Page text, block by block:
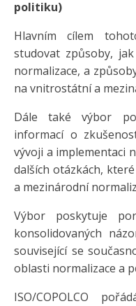
politiku)
Hlavním cílem
studovat způsoby,
normalizace, a
na vnitrostátní a
Dále také výbor
informací o
vývoji a implementaci
dalších otázkách,
a mezinárodní
Výbor poskytuje
konsolidovaných
související se
oblasti normalizace a
ISO/COPOLCO